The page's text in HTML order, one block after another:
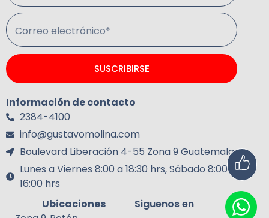
Correo electrónico*
SUSCRIBIRSE
Información de contacto
2384-4100
info@gustavomolina.com
Boulevard Liberación 4-55 Zona 9 Guatemala.
Lunes a Viernes 8:00 a 18:30 hrs, Sábado 8:00 a
16:00 hrs
Ubicaciones
Siguenos en